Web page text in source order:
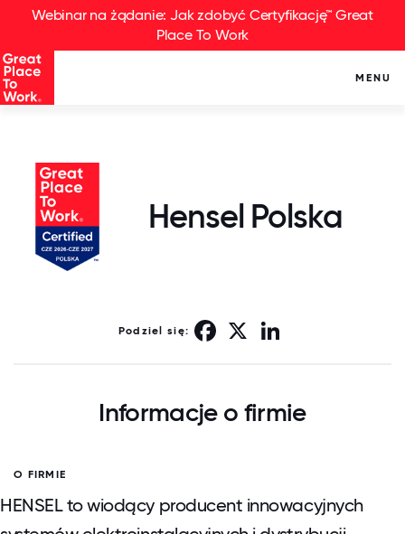
Webinar na żądanie: Jak zdobyć Certyfikację™ Great
Place To Work
MENU
Hensel Polska
Podziel się: Facebook
Informacje o firmie
O FIRMIE
HENSEL to wiodący producent innowacyjnych